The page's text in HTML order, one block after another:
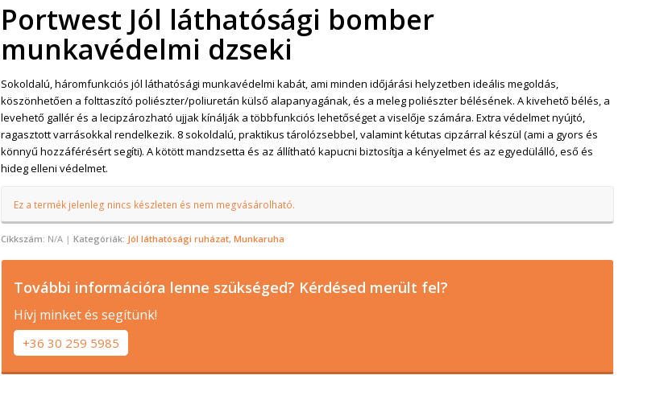
Portwest Jól láthatósági bomber
munkavédelmi dzseki
Sokoldalú, háromfunkciós jól láthatósági munkavédelmi kabát, ami minden időjárási helyzetben ideális megoldás,
köszönhetően a folttaszító poliészter/poliuretán külső alapanyagának, és a meleg poliészter bélésének. A kivehető bélés, a
levehető gallér és a lecipzározható ujjak kínálják a többfunkciós lehetőséget a viselője számára. Extra védelmet nyújtó,
ragasztott varrásokkal rendelkezik. 8 sokoldalú, praktikus tárolózsebbel, valamint kétutas cipzárral készül (ami a gyors és
könnyű hozzáférésért segíti). A kötött mandzsetta és az állítható kapucni biztosítja a kényelmet és az egyedülálló, eső és
hideg elleni védelmet.
Ez a termék jelenleg nincs készleten és nem megvásárolható.
Cikkszám: N/A Kategóriák: Jól láthatósági ruházat,Munkaruha
További információra lenne szükséged? Kérdésed merült fel?
Hívj minket és segítünk!
+36 30 259 5985